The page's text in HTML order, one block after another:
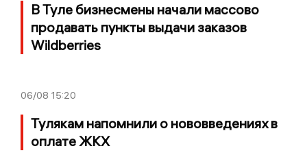
В Туле бизнесмены начали массово
продавать пункты выдачи заказов
Wildberries
06/08 15:20
Тулякам напомнили о нововведениях в
оплате ЖКХ